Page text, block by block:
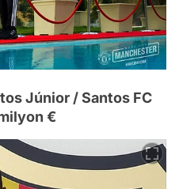
Júnior / Santos FC
€